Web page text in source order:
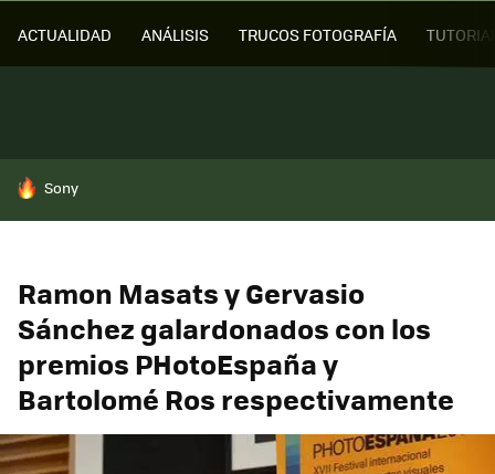
ACTUALIDAD ANÁLISIS TRUCOS FOTOGRAFÍA
HOY SE HABLA DE
Sony
Ramon Masats y Gervasio
Sánchez galardonados con los
premios PHotoEspaña y
Bartolomé Ros respectivamente